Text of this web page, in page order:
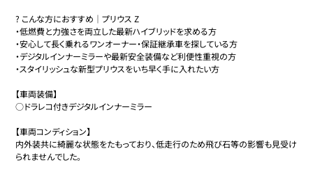
? こんな方におすすめ｜プリウス Z
・低燃費と力強さを両立した最新ハイブリッドを求める方
・安心して長く乗れるワンオーナー・保証継承車を探している方
・デジタルインナーミラーや最新安全装備など利便性重視の方
・スタイリッシュな新型プリウスをいち早く手に入れたい方
【車両装備】
○ドラレコ付きデジタルインナーミラー
【車両コンディション】
内外装共に綺麗な状態をたもっており、低走行のため飛び石等の影響も見受け
られませんでした。